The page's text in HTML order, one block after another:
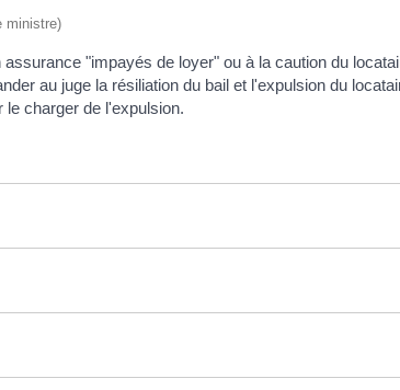
ministre)
"impayés de loyer" ou à la caution du
au juge la résiliation du bail et l'expulsion du
charger de l'expulsion.